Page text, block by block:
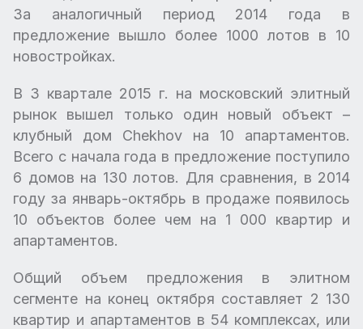
За аналогичный период 2014 года в
предложение вышло более 1000 лотов в 10
новостройках.
В 3 квартале 2015 г. на московский элитный
рынок вышел только один новый объект –
клубный дом Chekhov на 10 апартаментов.
Всего с начала года в предложение поступило
6 домов на 130 лотов. Для сравнения, в 2014
году за январь-октябрь в продаже появилось
10 объектов более чем на 1 000 квартир и
апартаментов.
Общий объем предложения в элитном
сегменте на конец октября составляет 2 130
квартир и апартаментов в 54 комплексах, или